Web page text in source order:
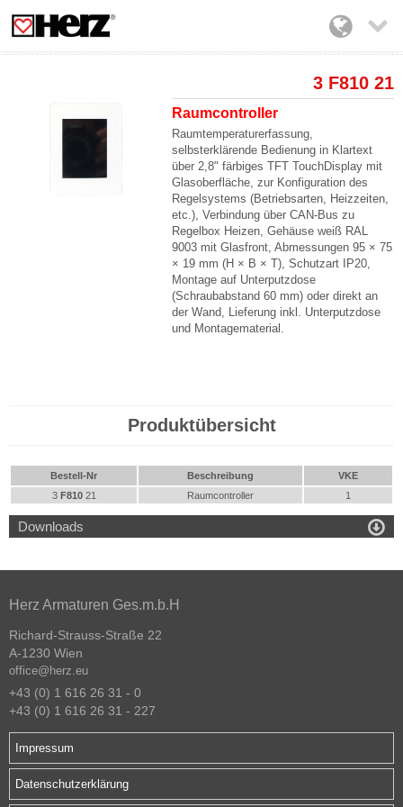

3 F810 21
Raumcontroller
Raumtemperaturerfassung,
selbsterklärende Bedienung in Klartext
über 2,8" färbiges TFT TouchDisplay mit
Glasoberfläche, zur Konfiguration des
Regelsystems (Betriebsarten, Heizzeiten,
etc.), Verbindung über CAN-Bus zu
Regelbox Heizen, Gehäuse weiß RAL
9003 mit Glasfront, Abmessungen 95 × 75
× 19 mm (H × B × T), Schutzart IP20,
Montage auf Unterputzdose
(Schraubabstand 60 mm) oder direkt an
der Wand, Lieferung inkl. Unterputzdose
und Montagematerial.
Produktübersicht
Bestell-Nr Beschreibung
VKE
3 F81021 Raumcontroller 1
Downloads 
Herz Armaturen Ges.m.b.H
Richard-Strauss-Straße 22
A-1230 Wien
office@herz.eu
+43 (0) 1 616 26 31 - 0
+43 (0) 1 616 26 31 - 227
Impressum
Datenschutzerklärung